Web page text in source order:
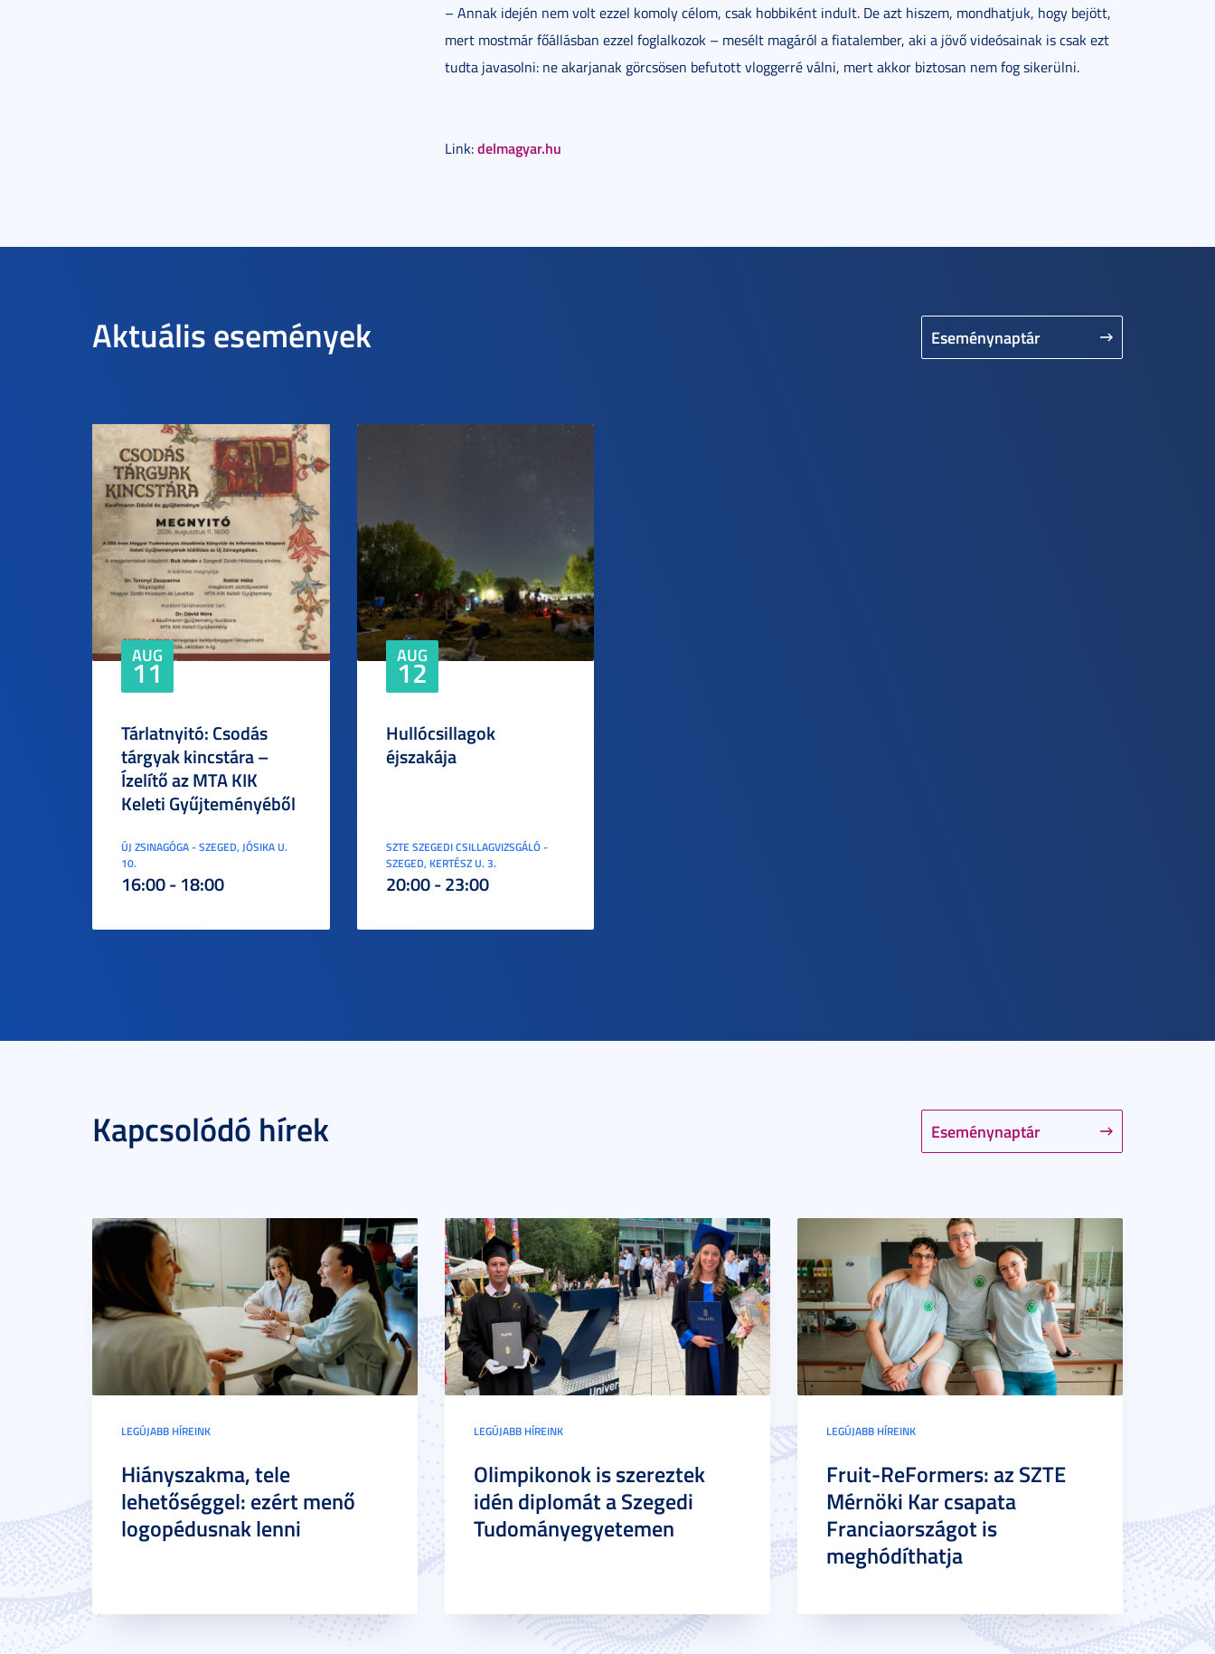
– Annak idején nem volt ezzel komoly célom, csak hobbiként indult. De azt hiszem, mondhatjuk, hogy bejött,
mert mostmár főállásban ezzel foglalkozok – mesélt magáról a fiatalember, aki a jövő videósainak is csak ezt
tudta javasolni: ne akarjanak görcsösen befutott vloggerré válni, mert akkor biztosan nem fog sikerülni.
Link:delmagyar.hu
Aktuális események Eseménynaptár
AUG
11
Tárlatnyitó: Csodás
tárgyak kincstára –
Ízelítő az MTA KIK
Keleti Gyűjteményéből
ÚJ ZSINAGÓGA - SZEGED, JÓSIKA U.
10.
16:00 - 18:00
AUG
12
Hullócsillagok
éjszakája
SZTE SZEGEDI CSILLAGVIZSGÁLÓ -
SZEGED, KERTÉSZ U. 3.
20:00 - 23:00
Kapcsolódó hírek Eseménynaptár
LEGÚJABB HÍREINK
Hiányszakma, tele
lehetőséggel: ezért menő
logopédusnak lenni
LEGÚJABB HÍREINK
Olimpikonok is szereztek
idén diplomát a Szegedi
Tudományegyetemen
LEGÚJABB HÍREINK
Fruit-ReFormers: az SZTE
Mérnöki Kar csapata
Franciaországot is
meghódíthatja